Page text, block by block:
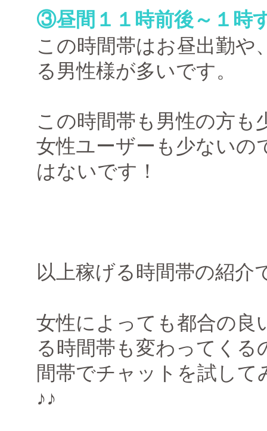
③昼間１１時前後～１時
この時間帯はお昼出勤や
る男性様が多いです。
この時間帯も男性の方も
女性ユーザーも少ないの
はないです！
以上稼げる時間帯の紹介
女性によっても都合の良
る時間帯も変わってくる
間帯でチャットを試して
♪♪